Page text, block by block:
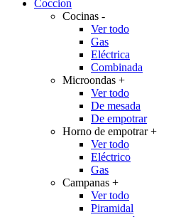
Coccion
Cocinas -
Ver todo
Gas
Eléctrica
Combinada
Microondas +
Ver todo
De mesada
De empotrar
Horno de empotrar+
Ver todo
Eléctrico
Gas
Campanas +
Ver todo
Piramidal